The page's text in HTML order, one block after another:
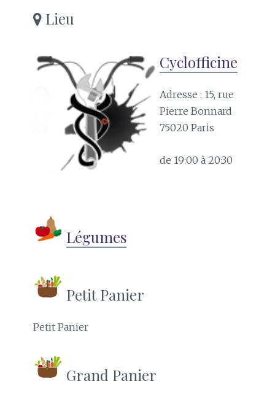
Lieu
Cyclofficine
Adresse : 15, rue
Pierre Bonnard
75020 Paris
de 19:00 à 20:30
Légumes
Petit Panier
Petit Panier
Grand Panier